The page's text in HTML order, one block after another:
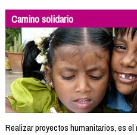
Camino solidario
Realizar proyectos humanitarios, es